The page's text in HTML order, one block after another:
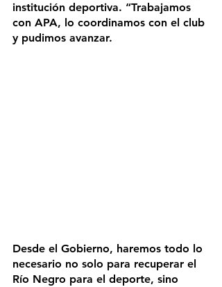
institución deportiva. “Trabajamos
con APA, lo coordinamos con el club
y pudimos avanzar.
Desde el Gobierno, haremos todo lo
necesario no solo para recuperar el
Río Negro para el deporte, sino